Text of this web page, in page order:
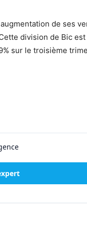
de ses
division de Bic est
sur le troisième